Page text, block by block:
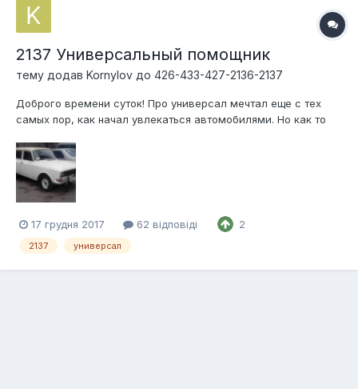
2137 Универсальный помощник
тему додав Kornylov до 426-433-427-2136-2137
Доброго времени суток! Про универсал мечтал еще с тех
самых пор, как начал увлекаться автомобилями. Но как то
купе, хетчбеки и даже один микроавтобус. После недели
поисков "поджопника" менее чем за 10т грн, взор мой упал
на неприметн...
17 грудня 2017 62 відповіді 2
2137 универсал